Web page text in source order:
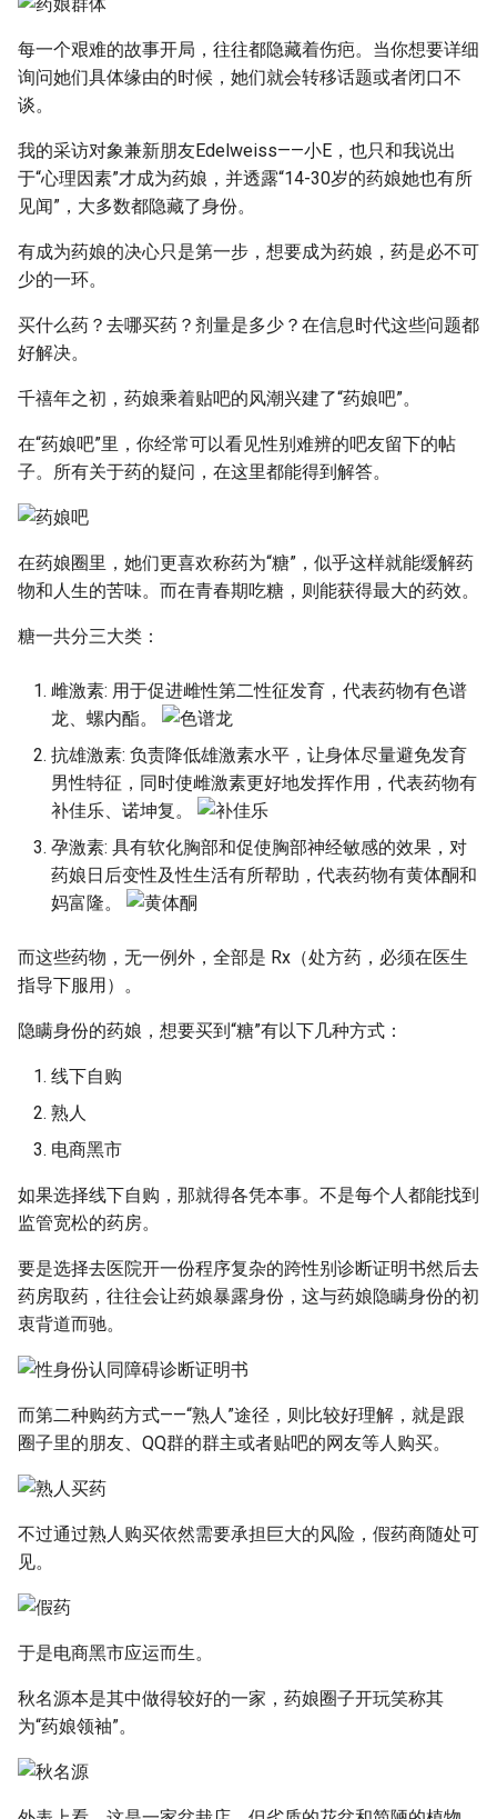
每一个艰难的故事开局，往往都隐藏着伤疤。当你想要详细
询问她们具体缘由的时候，她们就会转移话题或者闭口不
谈。
我的采访对象兼新朋友Edelweiss——小E，也只和我说出
于“心理因素”才成为药娘，并透露“14-30岁的药娘她也有所
见闻”，大多数都隐藏了身份。
有成为药娘的决心只是第一步，想要成为药娘，药是必不可
少的一环。
买什么药？去哪买药？剂量是多少？在信息时代这些问题都
好解决。
千禧年之初，药娘乘着贴吧的风潮兴建了“药娘吧”。
在“药娘吧”里，你经常可以看见性别难辨的吧友留下的帖
子。所有关于药的疑问，在这里都能得到解答。
在药娘圈里，她们更喜欢称药为“糖”，似乎这样就能缓解药
物和人生的苦味。而在青春期吃糖，则能获得最大的药效。
糖一共分三大类：
雌激素: 用于促进雌性第二性征发育，代表药物有色谱
龙、螺内酯。
抗雄激素: 负责降低雄激素水平，让身体尽量避免发育
男性特征，同时使雌激素更好地发挥作用，代表药物有
补佳乐、诺坤复。
孕激素: 具有软化胸部和促使胸部神经敏感的效果，对
药娘日后变性及性生活有所帮助，代表药物有黄体酮和
妈富隆。
而这些药物，无一例外，全部是 Rx（处方药，必须在医生
指导下服用）。
隐瞒身份的药娘，想要买到“糖”有以下几种方式：
线下自购
熟人
电商黑市
如果选择线下自购，那就得各凭本事。不是每个人都能找到
监管宽松的药房。
要是选择去医院开一份程序复杂的跨性别诊断证明书然后去
药房取药，往往会让药娘暴露身份，这与药娘隐瞒身份的初
衷背道而驰。
而第二种购药方式——“熟人”途径，则比较好理解，就是跟
圈子里的朋友、QQ群的群主或者贴吧的网友等人购买。
不过通过熟人购买依然需要承担巨大的风险，假药商随处可
见。
于是电商黑市应运而生。
秋名源本是其中做得较好的一家，药娘圈子开玩笑称其
为“药娘领袖”。